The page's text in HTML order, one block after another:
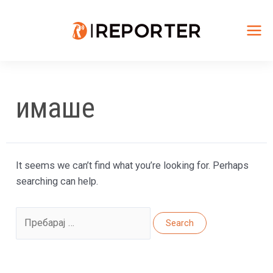
имаше
It seems we can’t find what you’re looking for. Perhaps
searching can help.